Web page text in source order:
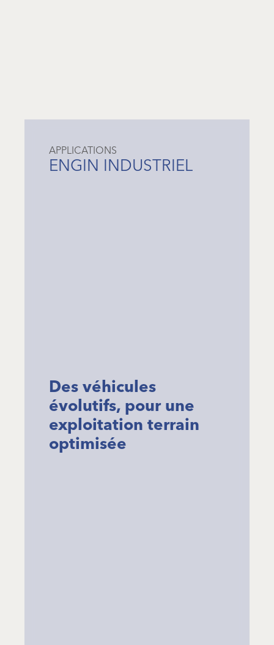
APPLICATIONS
ENGIN INDUSTRIEL
Des véhicules
évolutifs, pour une
exploitation terrain
optimisée